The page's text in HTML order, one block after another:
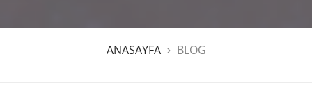
ANASAYFA BLOG